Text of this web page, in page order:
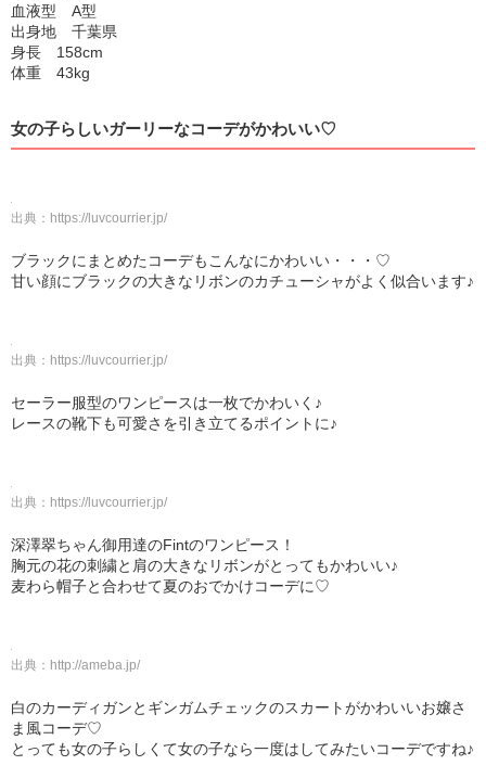
血液型 A型
出身地 千葉県
身長 158cm
体重 43kg
女の子らしいガーリーなコーデがかわいい♡
出典： https://luvcourrier.jp/
ブラックにまとめたコーデもこんなにかわいい・・・♡
甘い顔にブラックの大きなリボンのカチューシャがよく似合います♪
出典： https://luvcourrier.jp/
セーラー服型のワンピースは一枚でかわいく♪
レースの靴下も可愛さを引き立てるポイントに♪
出典： https://luvcourrier.jp/
深澤翠ちゃん御用達のFintのワンピース！
胸元の花の刺繍と肩の大きなリボンがとってもかわいい♪
麦わら帽子と合わせて夏のおでかけコーデに♡
出典： http://ameba.jp/
白のカーディガンとギンガムチェックのスカートがかわいいお嬢さ
ま風コーデ♡
とっても女の子らしくて女の子なら一度はしてみたいコーデですね♪